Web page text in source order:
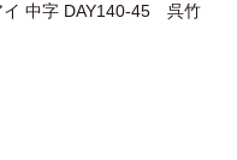
イ 中字 DAY140-45 呉竹